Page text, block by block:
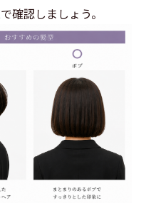
確認しましょう。